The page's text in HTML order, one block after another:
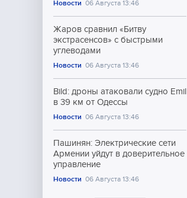
Новости 06 Августа 13:46
Жаров сравнил «Битву
экстрасенсов» с быстрыми
углеводами
Новости 06 Августа 13:46
Bild: дроны атаковали судно Emil
в 39 км от Одессы
Новости 06 Августа 13:46
Пашинян: Электрические сети
Армении уйдут в доверительное
управление
Новости 06 Августа 13:46